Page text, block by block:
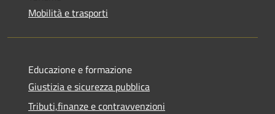
Mobilità e trasporti
Educazione e formazione
Giustizia e sicurezza pubblica
Tributi,finanze e contravvenzioni